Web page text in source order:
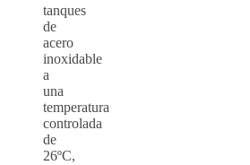
tanques
de
acero
inoxidable
a
una
temperatura
controlada
de
26ºC,